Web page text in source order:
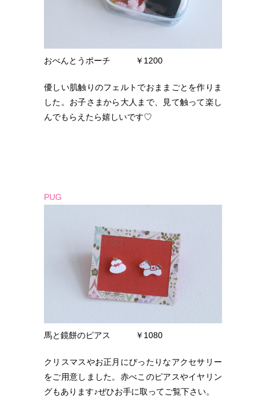
おべんとうポーチ ￥1200
優しい肌触りのフェルトでおままごとを作りま
した。お子さまから大人まで、見て触って楽し
んでもらえたら嬉しいです♡
PUG
馬と鏡餅のピアス ￥1080
クリスマスやお正月にぴったりなアクセサリー
をご用意しました。赤べこのピアスやイヤリン
グもあります♪ぜひお手に取ってご覧下さい。